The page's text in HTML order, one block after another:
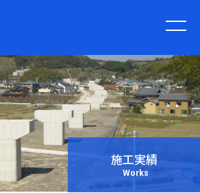
施工実績
Works